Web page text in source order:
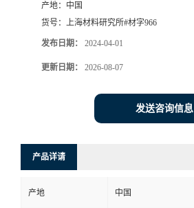
产地： 中国
货号： 上海材料研究所#材字966
发布日期： 2024-04-01
更新日期： 2026-08-07
发送咨询信息
产品详请
产地 中国